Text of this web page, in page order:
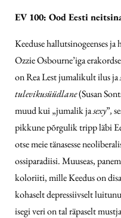
EV 100: Ood Eesti
Keeduse hallutsinogeenses
Ozzie Osbourne’iga
on Rea Lest jumalikult ilus ja
tulevikusüüdlane(Susan
muud kui „jumalik jasexy”,
pikkune põrgulik tripp läbi
otse meie tänasesse
ossiparadiisi. Muuseas,
koloriiti, mille Keedus on
kohaselt depressiivselt
isegi veri on tal räpaselt